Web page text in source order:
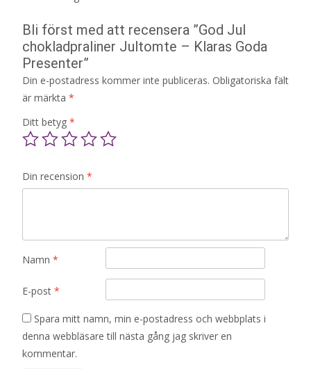
Bli först med att recensera ”God Jul
chokladpraliner Jultomte – Klaras Goda
Presenter”
Din e-postadress kommer inte publiceras. Obligatoriska fält
är märkta *
Ditt betyg *
Din recension *
Namn *
E-post *
Spara mitt namn, min e-postadress och webbplats i
denna webbläsare till nästa gång jag skriver en
kommentar.